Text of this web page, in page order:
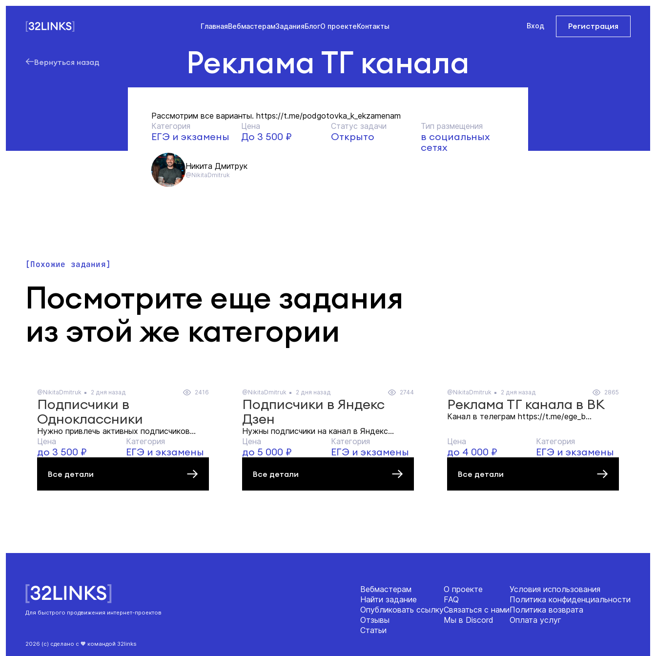
ГлавнаяВебмастерамЗаданияБлогО проектеКонтакты Вход Регистрация
Вернуться назад Реклама ТГ канала
Рассмотрим все варианты. https://t.me/podgotovka_k_ekzamenam
Категория
ЕГЭ и экзамены
Цена
До 3 500 ₽
Статус задачи
Открыто
Тип размещения
в социальных
сетях
Никита Дмитрук
@NikitaDmitruk
Похожие задания
Посмотрите еще задания
из этой же категории
@NikitaDmitruk 2 дня назад 2416
Подписчики в
Одноклассники
Нужно привлечь активных подписчиков...
Цена
до 3 500 ₽
Категория
ЕГЭ и экзамены
Все детали
@NikitaDmitruk 2 дня назад 2744
Подписчики в Яндекс
Дзен
Нужны подписчики на канал в Яндекс...
Цена
до 5 000 ₽
Категория
ЕГЭ и экзамены
Все детали
@NikitaDmitruk 2 дня назад 2865
Реклама ТГ канала в ВК
Канал в телеграм https://t.me/ege_b...
Цена
до 4 000 ₽
Категория
ЕГЭ и экзамены
Все детали
Для быстрого продвижения интернет-проектов
Вебмастерам
Найти задание
Опубликовать ссылку
Отзывы
Статьи
О проекте
FAQ
Связаться с нами
Мы в Discord
Условия использования
Политика конфиденциальности
Политика возврата
Оплата услуг
2026 (с) сделано с 🧡 командой 32links